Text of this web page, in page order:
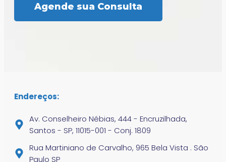
Agende sua Consulta
Endereços:
Av. Conselheiro Nébias, 444 - Encruzilhada,
Santos - SP, 11015-001 - Conj. 1809
Rua Martiniano de Carvalho, 965 Bela Vista . São
Paulo SP